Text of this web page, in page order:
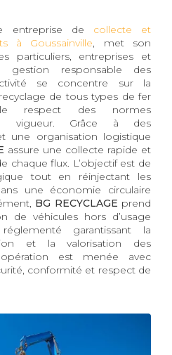
entreprise de collecte et
à Goussainville, met son
particuliers, entreprises et
gestion responsable des
se concentre sur la
de tous types de fer
respect des normes
vigueur. Grâce à des
une organisation logistique
assure une collecte rapide et
chaque flux. L’objectif est de
tout en réinjectant les
une économie circulaire
BG RECYCLAGE prend
de véhicules hors d’usage
garantissant la
et la valorisation des
est menée avec
conformité et respect de